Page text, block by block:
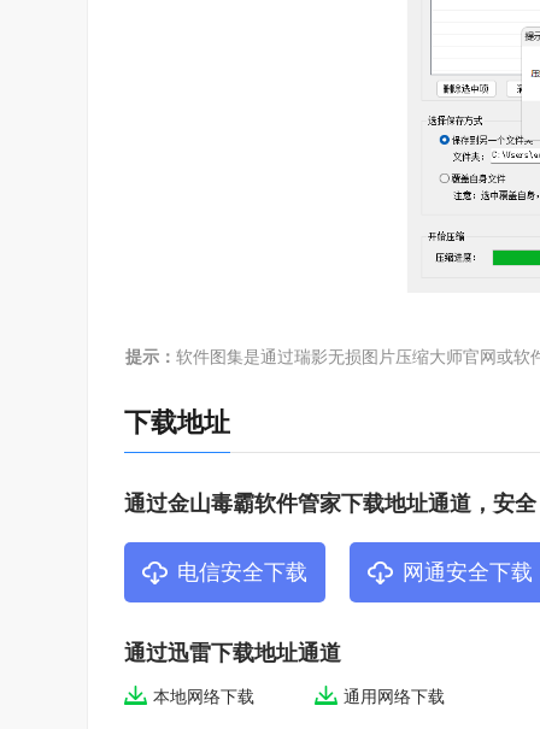
提示： 软件图集是通过瑞影无损图片压缩大师官网或
下载地址
通过金山毒霸软件管家下载地址通道，安
电信安全下载 网通安全下载
通过迅雷下载地址通道
本地网络下载 通用网络下载